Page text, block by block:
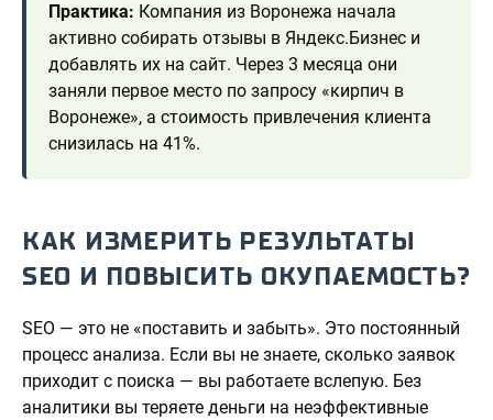
Практика: Компания из Воронежа начала
активно собирать отзывы в Яндекс.Бизнес и
добавлять их на сайт. Через 3 месяца они
заняли первое место по запросу «кирпич в
Воронеже», а стоимость привлечения клиента
снизилась на 41%.
КАК ИЗМЕРИТЬ РЕЗУЛЬТАТЫ
SEO И ПОВЫСИТЬ ОКУПАЕМОСТЬ?
SEO — это не «поставить и забыть». Это постоянный
процесс анализа. Если вы не знаете, сколько заявок
приходит с поиска — вы работаете вслепую. Без
аналитики вы теряете деньги на неэффективные